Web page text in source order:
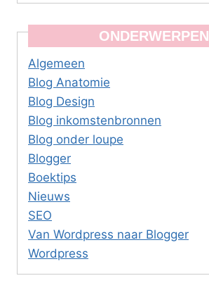
ONDERWERPEN
Algemeen
Blog Anatomie
Blog Design
Blog inkomstenbronnen
Blog onder loupe
Blogger
Boektips
Nieuws
SEO
Van Wordpress naar Blogger
Wordpress